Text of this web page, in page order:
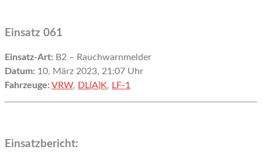
Einsatz 061
Einsatz-Art: B2 – Rauchwarnmelder
Datum: 10. März 2023, 21:07 Uhr
Fahrzeuge: VRW, DL(A)K, LF-1
Einsatzbericht: